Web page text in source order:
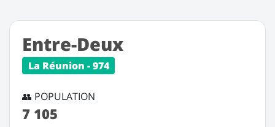
Entre-Deux
La Réunion - 974
👥 POPULATION
7 105